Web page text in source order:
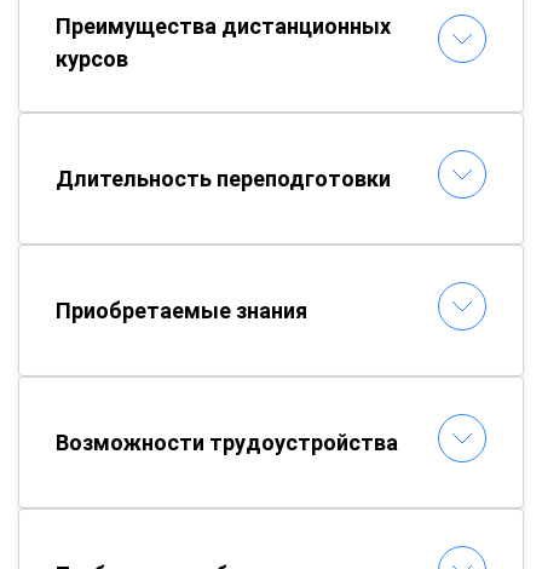
Преимущества дистанционных
курсов
Длительность переподготовки
Приобретаемые знания
Возможности трудоустройства